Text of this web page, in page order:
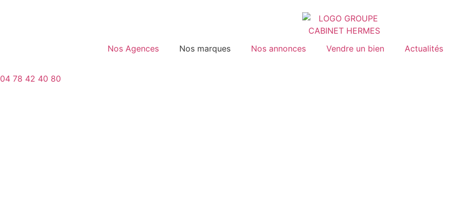
Nos Agences Nos marques Nos annonces Vendre un bien Actualités
04 78 42 40 80